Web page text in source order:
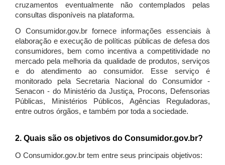
cruzamentos eventualmente não contemplados pelas
consultas disponíveis na plataforma.
O Consumidor.gov.br fornece informações essenciais à
elaboração e execução de políticas públicas de defesa dos
consumidores, bem como incentiva a competitividade no
mercado pela melhoria da qualidade de produtos, serviços
e do atendimento ao consumidor. Esse serviço é
monitorado pela Secretaria Nacional do Consumidor -
Senacon - do Ministério da Justiça, Procons, Defensorias
Públicas, Ministérios Públicos, Agências Reguladoras,
entre outros órgãos, e também por toda a sociedade.
2. Quais são os objetivos do Consumidor.gov.br?
O Consumidor.gov.br tem entre seus principais objetivos: